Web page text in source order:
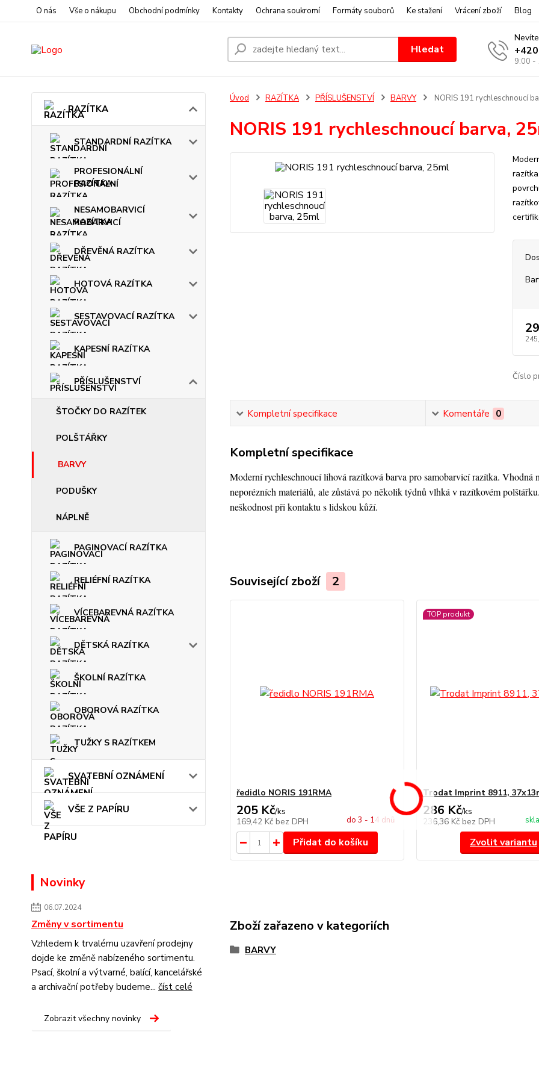
O nás Vše o nákupu Obchodní podmínky Kontakty Ochrana soukromí Formáty souborů Ke stažení Vrácení zboží Blog
Hledat
9:00 -
RAZÍTKA
STANDARDNÍ RAZÍTKA
PROFESIONÁLNÍ
RAZÍTKA
NESAMOBARVICÍ
RAZÍTKA
DŘEVĚNÁ RAZÍTKA
HOTOVÁ RAZÍTKA
SESTAVOVACÍ RAZÍTKA
KAPESNÍ RAZÍTKA
PŘÍSLUŠENSTVÍ
ŠTOČKY DO RAZÍTEK
POLŠTÁŘKY
BARVY
PODUŠKY
NÁPLNĚ
PAGINOVACÍ RAZÍTKA
RELIÉFNÍ RAZÍTKA
VÍCEBAREVNÁ RAZÍTKA
DĚTSKÁ RAZÍTKA
ŠKOLNÍ RAZÍTKA
OBOROVÁ RAZÍTKA
TUŽKY S RAZÍTKEM
SVATEBNÍ OZNÁMENÍ
VŠE Z PAPÍRU
Novinky
06.07.2024
Změny v sortimentu
Vzhledem k trvalému uzavření prodejny
dojde ke změně nabízeného sortimentu.
Psací, školní a výtvarné, balící, kancelářské
a archivační potřeby budeme... číst celé
Zobrazit všechny novinky
Úvod RAZÍTKA PŘÍSLUŠENSTVÍ BARVY NORIS 191 rychleschnoucí
NORIS 191 rychleschnoucí barva,
Číslo
Kompletní specifikace Komentáře 0
Kompletní specifikace
Moderní rychleschnoucí lihová razítková barva pro samobarvicí razítka. Vhodná
neporézních materiálů, ale zůstává po několik týdnů vlhká v razítkovém
neškodnost při kontaktu s lidskou kůží.
Související zboží 2
ředidlo NORIS 191RMA
205 Kč/ks
169,42 Kč bez DPH do 3 - 14 dnů
Přidat do košíku
TOP produkt
Trodat Imprint 8911,
286 Kč/ks
236,36 Kč bez DPH
Zvolit variantu
Zboží zařazeno v kategoriích
BARVY